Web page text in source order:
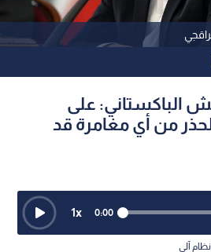
الباكستاني: على
من أي مغامرة قد
0:00
1x
آلي